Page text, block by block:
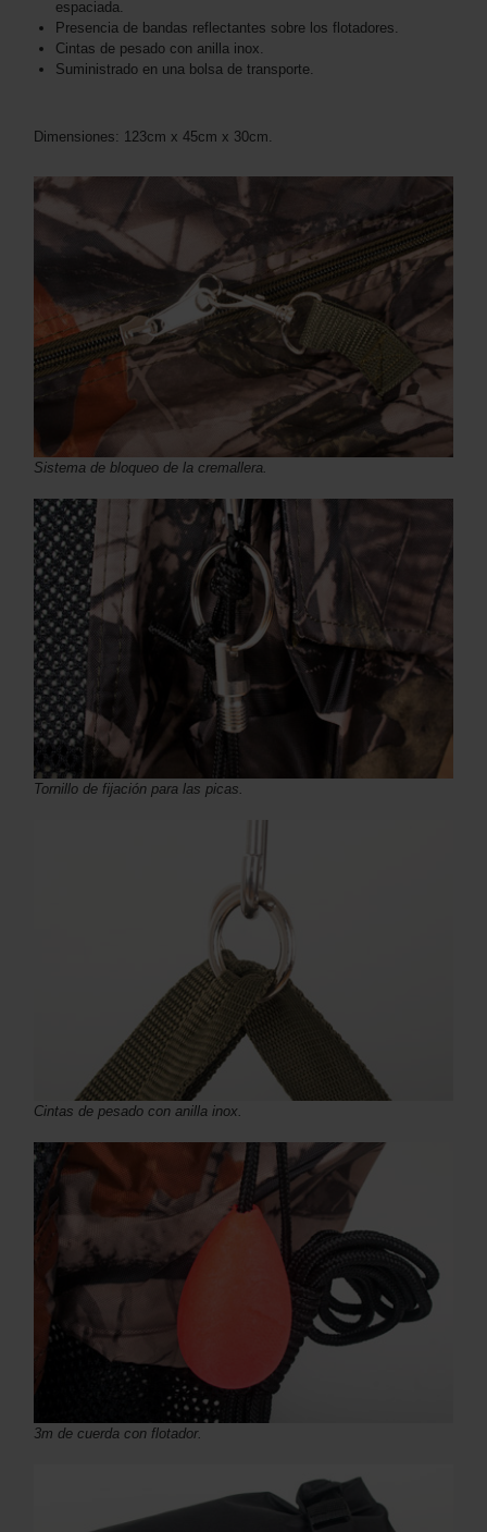
espaciada.
Presencia de bandas reflectantes sobre los flotadores.
Cintas de pesado con anilla inox.
Suministrado en una bolsa de transporte.
Dimensiones: 123cm x 45cm x 30cm.
Sistema de bloqueo de la cremallera.
Tornillo de fijación para las picas.
Cintas de pesado con anilla inox.
3m de cuerda con flotador.